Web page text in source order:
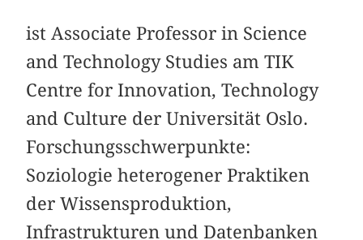
ist Associate Professor in Science
and Technology Studies am TIK
Centre for Innovation, Technology
and Culture der Universität Oslo.
Forschungsschwerpunkte:
Soziologie heterogener Praktiken
der Wissensproduktion,
Infrastrukturen und Datenbanken